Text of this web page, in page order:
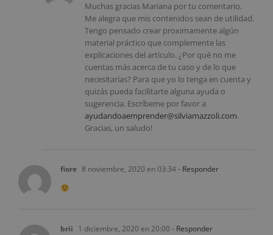
Muchas gracias Mariana por tu comentario.
Me alegra que mis contenidos sean de utilidad.
Tengo pensado crear proximamente algún
material práctico que complemente las
explicaciones del artículo. ¿Por qué no me
cuentas más acerca de tu caso y de lo que
necesitarías? Para que yo lo tenga en cuenta y
quizás pueda facilitarte alguna ayuda o
sugerencia. Escríbeme por favor a
ayudandoaemprender@silviamazzoli.com.
Gracias, un saludo!
fiore 8 noviembre, 2020 en 03:34- Responder
brii 1 diciembre, 2020 en 20:00 - Responder